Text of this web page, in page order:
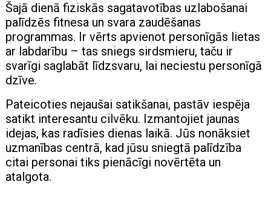
Šajā dienā fiziskās sagatavotības uzlabošanai
palīdzēs fitnesa un svara zaudēšanas
programmas. Ir vērts apvienot personīgās lietas
ar labdarību – tas sniegs sirdsmieru, taču ir
svarīgi saglabāt līdzsvaru, lai neciestu personīgā
dzīve.
Pateicoties nejaušai satikšanai, pastāv iespēja
satikt interesantu cilvēku. Izmantojiet jaunas
idejas, kas radīsies dienas laikā. Jūs nonāksiet
uzmanības centrā, kad jūsu sniegtā palīdzība
citai personai tiks pienācīgi novērtēta un
atalgota.